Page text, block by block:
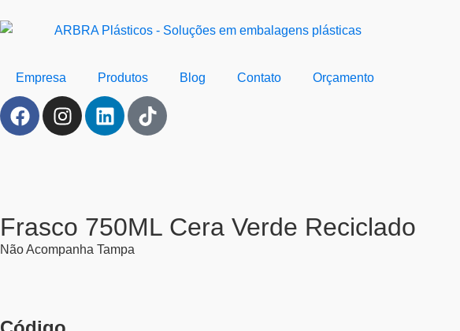
Empresa Produtos Blog Contato Orçamento
Frasco 750ML Cera Verde Reciclado
Não Acompanha Tampa